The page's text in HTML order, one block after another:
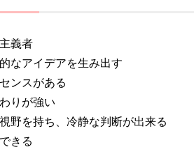
義者
的なアイデアを生み出す
ンスがある
りが強い
視野を持ち、冷静な判断が出来る
きる